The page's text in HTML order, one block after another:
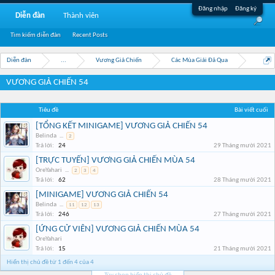
Đăng nhập Đăng ký
Diễn đàn ... Vương Giả Chiến Các Mùa Giải Đã Qua
VƯƠNG GIẢ CHIẾN 54
Tiêu đề Bài viết cuối
[TỔNG KẾT MINIGAME] VƯƠNG GIẢ CHIẾN 54
Belinda ... 2
Trả lời: 24 29 Tháng mười 2021
[TRỰC TUYẾN] VƯƠNG GIẢ CHIẾN MÙA 54
OreYahari ... 2 3 4
Trả lời: 62 28 Tháng mười 2021
[MINIGAME] VƯƠNG GIẢ CHIẾN 54
Belinda ... 11 12 13
Trả lời: 246 27 Tháng mười 2021
[ỨNG CỬ VIÊN] VƯƠNG GIẢ CHIẾN MÙA 54
OreYahari
Trả lời:
15
21 Tháng mười 2021
Hiển thị chủ đề từ 1 đến 4 của 4
Diễn đàn
Tìm kiếm diễn đàn Recent Posts
Thành viên